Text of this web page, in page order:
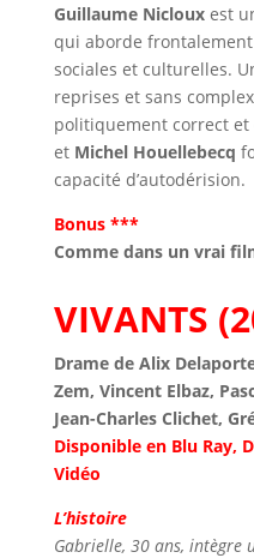
Guillaume Niclouxest
qui aborde
sociales et culturelles.
reprises et sans
politiquement correct et
et Michel Houellebecq
capacité d’autodérision.
Bonus ***
Comme dans un vrai
VIVANTS
Drame de Alix
Zem, Vincent Elbaz,
Jean-Charles Clichet,
Disponible en Blu Ray,
Vidéo
L’histoire
Gabrielle, 30 ans, intègre